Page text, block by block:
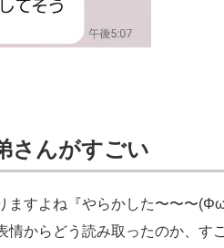
さんがすごい
すよね『やらかした〜〜〜
情からどう読み取ったのか、